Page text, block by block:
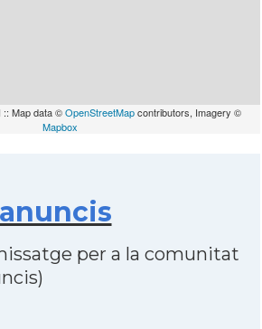
:: Map data ©OpenStreetMapcontributors, Imagery ©
Mapbox
per a la comunitat